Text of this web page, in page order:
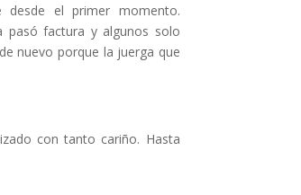
el primer momento.
pasó factura y algunos solo
nuevo porque la juerga que
con tanto cariño. Hasta